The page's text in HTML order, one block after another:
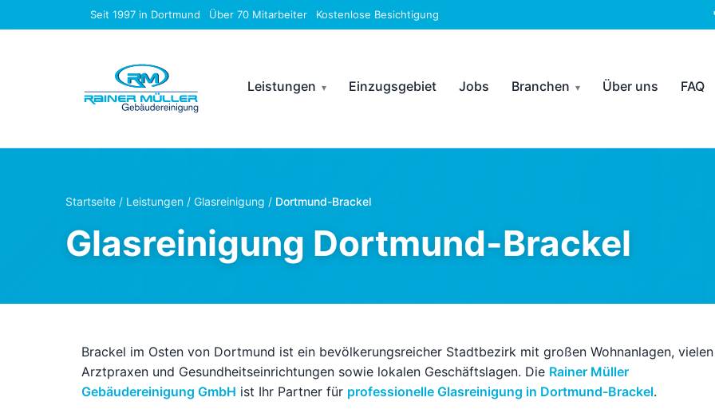
Seit 1997 in Dortmund Über 70 Mitarbeiter Kostenlose Besichtigung
Leistungen Einzugsgebiet Jobs Branchen Über uns FAQ
Startseite / Leistungen / Glasreinigung / Dortmund-Brackel
Glasreinigung Dortmund-Brackel
Brackel im Osten von Dortmund ist ein bevölkerungsreicher Stadtbezirk mit großen Wohnanlagen, vielen
Arztpraxen und Gesundheitseinrichtungen sowie lokalen Geschäftslagen. Die Rainer Müller
Gebäudereinigung GmbH ist Ihr Partner für professionelle Glasreinigung in Dortmund-Brackel.